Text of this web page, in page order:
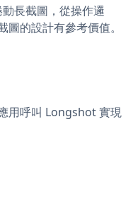
長截圖，從操作邏
的設計有參考價值。
用呼叫 Longshot 實現